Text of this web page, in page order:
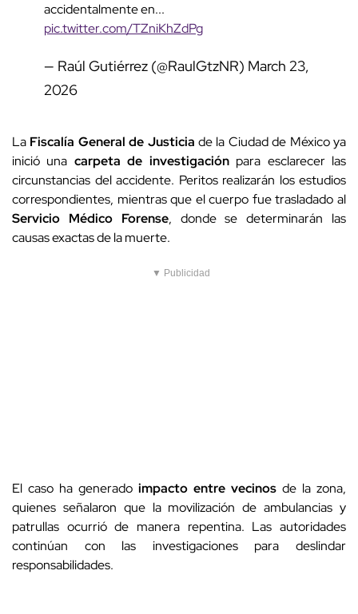
accidentalmente en...
pic.twitter.com/TZniKhZdPg
— Raúl Gutiérrez (@RaulGtzNR) March 23,
2026
La Fiscalía General de Justicia de la Ciudad de México ya
inició una carpeta de investigaciónpara esclarecer las
circunstancias del accidente. Peritos realizarán los estudios
correspondientes, mientras que el cuerpo fue trasladado al
Servicio Médico Forense, donde se determinarán las
causas exactas de la muerte.
▼ Publicidad
El caso ha generado impacto entre vecinos de la zona,
quienes señalaron que la movilización de ambulancias y
patrullas ocurrió de manera repentina. Las autoridades
continúan con las investigaciones para deslindar
responsabilidades.